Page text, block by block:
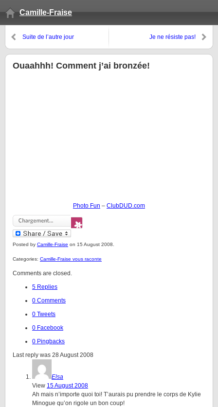
Camille-Fraise
Suite de l’autre jour Je ne résiste pas!
Ouaahhh! Comment j’ai bronzée!
Photo Fun – ClubDUD.com
Posted by Camille-Fraise on 15 August 2008.
Categories: Camille-Fraise vous raconte
Comments are closed.
5 Replies
0 Comments
0 Tweets
0 Facebook
0 Pingbacks
Last reply was 28 August 2008
Elsa
View 15 August 2008
Ah mais n’importe quoi toi! T’aurais pu prendre le corps de Kylie
Minogue qu’on rigole un bon coup!